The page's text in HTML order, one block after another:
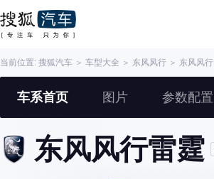
当前位置: 搜狐汽车 ＞ 车型大全 ＞ 东风风行 ＞ 东风风行
车系首页 图片 参数配置
东风风行雷霆